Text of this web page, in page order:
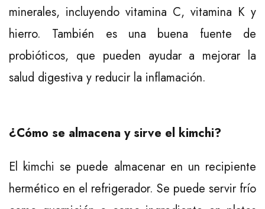
minerales, incluyendo vitamina C, vitamina K y
hierro. También es una buena fuente de
probióticos, que pueden ayudar a mejorar la
salud digestiva y reducir la inflamación.
¿Cómo se almacena y sirve el kimchi?
El kimchi se puede almacenar en un recipiente
hermético en el refrigerador. Se puede servir frío